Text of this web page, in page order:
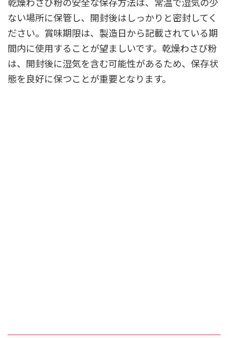
ない場所に保管し、開封後はしっかりと密封してく
ださい。賞味期限は、製造日から記載されている期
間内に使用することが望ましいです。乾燥わさび粉
は、開封後に湿気を含む可能性があるため、保存状
態を良好に保つことが重要となります。